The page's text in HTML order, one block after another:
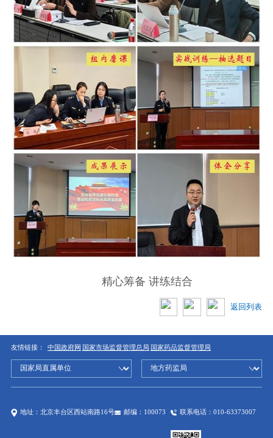
精心筹备 讲练结合
返回列表
友情链接： 中国政府网 国家市场监督管理总局 国家药品监督管理局
地址：北京丰台区西站南路16号 联系电话：010-63373007
邮编：100073